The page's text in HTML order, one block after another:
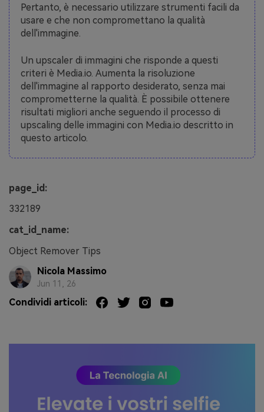
Pertanto, è necessario utilizzare strumenti facili da
usare e che non compromettano la qualità
dell'immagine.
Un upscaler di immagini che risponde a questi
criteri è Media.io. Aumenta la risoluzione
dell'immagine al rapporto desiderato, senza mai
comprometterne la qualità. È possibile ottenere
risultati migliori anche seguendo il processo di
upscaling delle immagini con Media.io descritto in
questo articolo.
page_id:
332189
cat_id_name:
Object Remover Tips
Nicola Massimo
Jun 11, 26
Condividi articoli: